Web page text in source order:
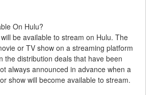
On Hulu?
will be available to stream on Hulu. The
or TV show on a streaming platform
the distribution deals that have been
always announced in advance when a
show will become available to stream.